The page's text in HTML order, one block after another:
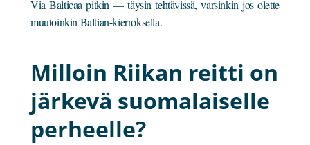
Via Balticaa pitkin — täysin tehtävissä, varsinkin jos olette
muutoinkin Baltian-kierroksella.
Milloin Riikan reitti on
järkevä suomalaiselle
perheelle?